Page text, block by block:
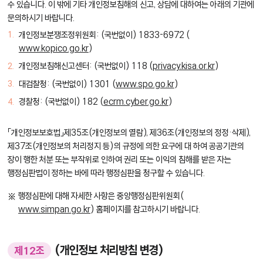
수 있습니다. 이 밖에 기타 개인정보침해의 신고, 상담에 대하여는 아래의 기관에
문의하시기 바랍니다.
개인정보분쟁조정위원회: (국번없이) 1833-6972 (
www.kopico.go.kr)
개인정보침해신고센터: (국번없이) 118 (privacy.kisa.or.kr)
대검찰청: (국번없이) 1301 (www.spo.go.kr)
경찰청: (국번없이) 182 (ecrm.cyber.go.kr)
「개인정보보호법」제35조(개인정보의 열람), 제36조(개인정보의 정정·삭제),
제37조(개인정보의 처리정지 등)의 규정에 의한 요구에 대 하여 공공기관의
장이 행한 처분 또는 부작위로 인하여 권리 또는 이익의 침해를 받은 자는
행정심판법이 정하는 바에 따라 행정심판을 청구할 수 있습니다.
행정심판에 대해 자세한 사항은 중앙행정심판위원회(
www.simpan.go.kr) 홈페이지를 참고하시기 바랍니다.
제12조 (개인정보 처리방침 변경)